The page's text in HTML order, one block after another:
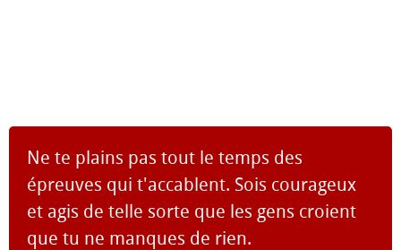
Ne te plains pas tout le temps des
épreuves qui t'accablent. Sois courageux
et agis de telle sorte que les gens croient
que tu ne manques de rien.